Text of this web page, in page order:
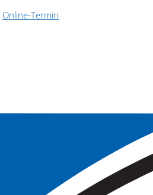
Online-Termin